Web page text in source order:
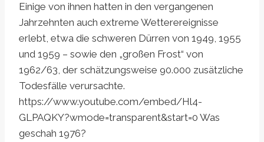
Einige von ihnen hatten in den vergangenen
Jahrzehnten auch extreme Wetterereignisse
erlebt, etwa die schweren Dürren von 1949, 1955
und 1959 – sowie den „großen Frost“ von
1962/63, der schätzungsweise 90.000 zusätzliche
Todesfälle verursachte.
https://www.youtube.com/embed/Hl4-
GLPAQKY?wmode=transparent&start=0 Was
geschah 1976?